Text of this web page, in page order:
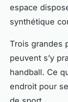
espace
synthétique
Trois grandes
peuvent s’y
handball. Ce
endroit pour